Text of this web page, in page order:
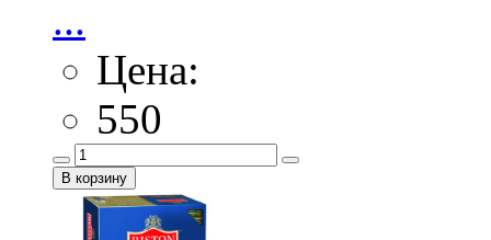
...
Цена:
550